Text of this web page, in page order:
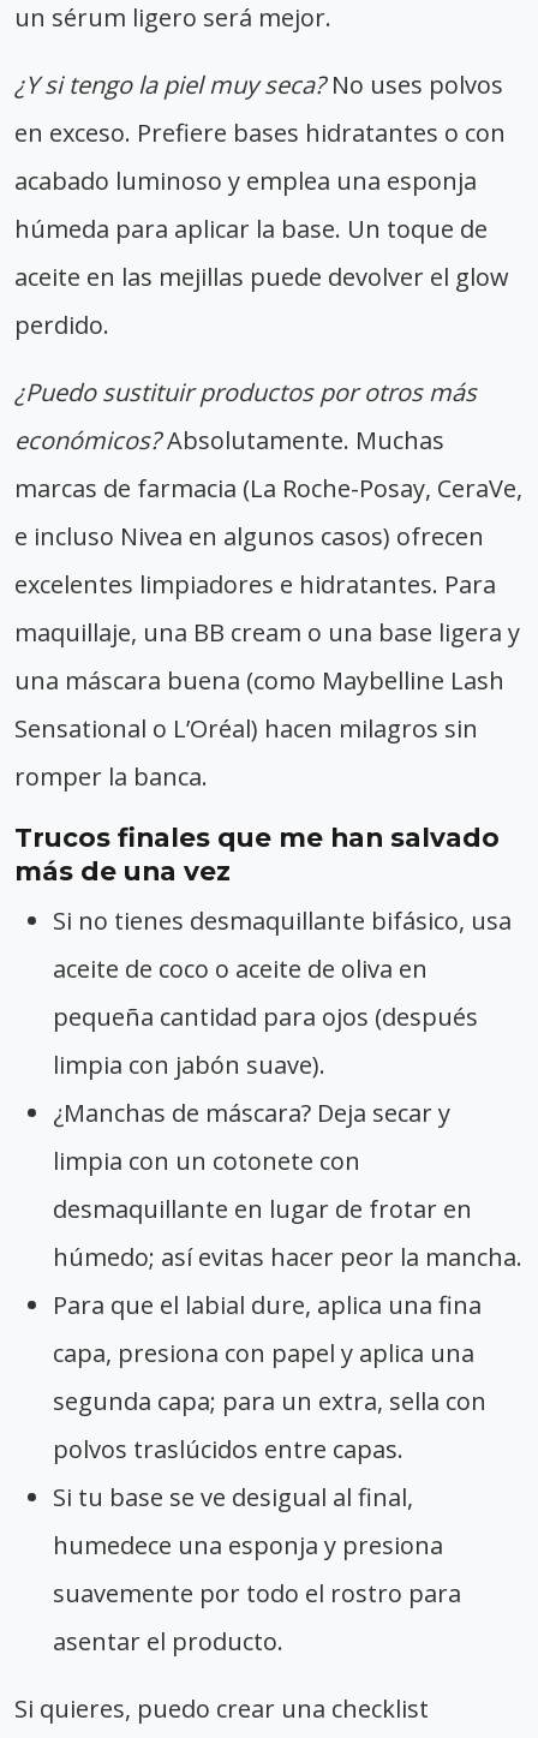
un sérum ligero será mejor.
¿Y si tengo la piel muy seca?No uses polvos
en exceso. Prefiere bases hidratantes o con
acabado luminoso y emplea una esponja
húmeda para aplicar la base. Un toque de
aceite en las mejillas puede devolver el glow
perdido.
¿Puedo sustituir productos por otros más
económicos?Absolutamente. Muchas
marcas de farmacia (La Roche-Posay, CeraVe,
e incluso Nivea en algunos casos) ofrecen
excelentes limpiadores e hidratantes. Para
maquillaje, una BB cream o una base ligera y
una máscara buena (como Maybelline Lash
Sensational o L’Oréal) hacen milagros sin
romper la banca.
Trucos finales que me han salvado
más de una vez
Si no tienes desmaquillante bifásico, usa
aceite de coco o aceite de oliva en
pequeña cantidad para ojos (después
limpia con jabón suave).
¿Manchas de máscara? Deja secar y
limpia con un cotonete con
desmaquillante en lugar de frotar en
húmedo; así evitas hacer peor la mancha.
Para que el labial dure, aplica una fina
capa, presiona con papel y aplica una
segunda capa; para un extra, sella con
polvos traslúcidos entre capas.
Si tu base se ve desigual al final,
humedece una esponja y presiona
suavemente por todo el rostro para
asentar el producto.
Si quieres, puedo crear una checklist